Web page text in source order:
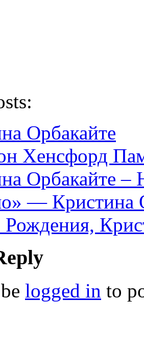
Орбакайте
Хенсфорд
Орбакайте
— Кристина
logged in to